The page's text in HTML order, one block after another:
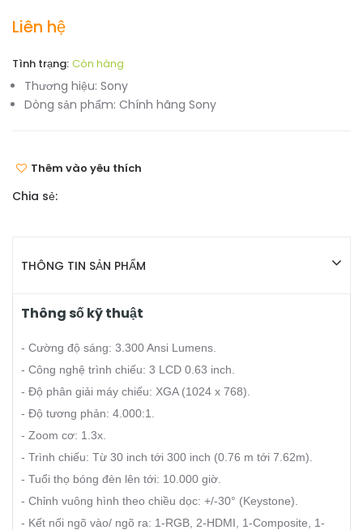
Liên hệ
Tình trạng: Còn hàng
Thương hiệu: Sony
Dòng sản phẩm: Chính hãng Sony
Thêm vào yêu thích
Chia sẻ:
THÔNG TIN SẢN PHẨM
Thông số kỹ thuật
- Cường độ sáng: 3.300 Ansi Lumens.
- Công nghệ trình chiếu: 3 LCD 0.63 inch.
- Độ phân giải máy chiếu: XGA (1024 x 768).
- Độ tương phản: 4.000:1.
- Zoom cơ: 1.3x.
- Trình chiếu: Từ 30 inch tới 300 inch (0.76 m tới 7.62m).
- Tuổi thọ bóng đèn lên tới: 10.000 giờ.
- Chỉnh vuông hình theo chiều dọc: +/-30° (Keystone).
- Kết nối ngõ vào/ ngõ ra: 1-RGB, 2-HDMI, 1-Composite, 1-